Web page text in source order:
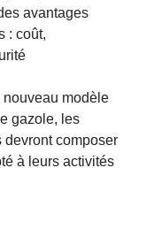
avantages
: coût,
nouveau modèle
gazole, les
devront composer
à leurs activités